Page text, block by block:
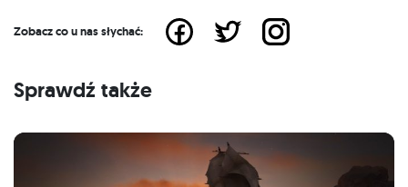
Zobacz co u nas słychać:
Sprawdź także